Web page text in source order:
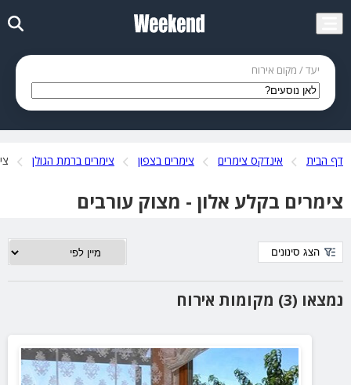
יעד / מקום אירוח
דף הבית אינדקס צימרים צימרים בצפון צימרים ברמת הגולן
צימרים בקלע אלון - מצוק עורבים
נמצאו (3) מקומות אירוח
הצג סינונים